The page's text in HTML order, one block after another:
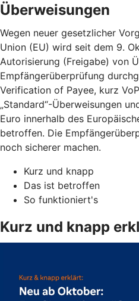
Überweisungen
Wegen neuer gesetzlicher
Union (EU) wird seit dem 9.
Autorisierung (Freigabe) von
Empfängerüberprüfung
Verification of Payee, kurz
„Standard“-Überweisungen
Euro innerhalb des
betroffen. Die
noch sicherer machen.
Kurz und knapp
Das ist betroffen
So funktioniert's
Kurz und knapp